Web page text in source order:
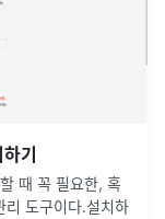
기
때 꼭 필요한, 혹
리 도구이다.설치하